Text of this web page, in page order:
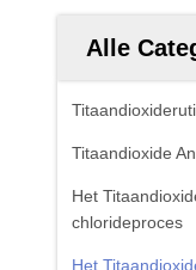
Alle
Titaandioxide
Het
chlorideproces
Het